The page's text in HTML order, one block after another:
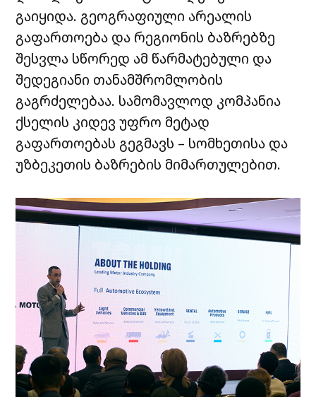
გაიყიდა. გეოგრაფიული არეალის
გაფართოება და რეგიონის ბაზრებზე
შესვლა სწორედ ამ წარმატებული და
შედეგიანი თანამშრომლობის
გაგრძელებაა. სამომავლოდ კომპანია
ქსელის კიდევ უფრო მეტად
გაფართოებას გეგმავს – სომხეთისა და
უზბეკეთის ბაზრების მიმართულებით.